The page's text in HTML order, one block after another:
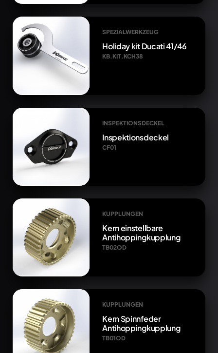
SPEZIALWERKZEUG
Holiday kit Ducati 41/46
KB.KIT.KCH38
INSPEKTIONSDECKEL
Inspektionsdeckel
CF01
KUPPLUNGEN
Kern einstellbare
Antihoppingkupplung
TB02OD
KUPPLUNGEN
Kern Spinnfeder
Antihoppingkupplung
TB01OD